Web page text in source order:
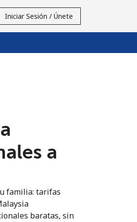
Iniciar Sesión / Únete
a
familia: tarifas
baratas, sin